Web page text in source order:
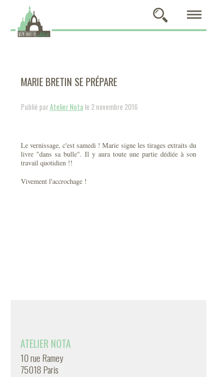
MARIE BRETIN SE PRÉPARE
Publié parAtelier Nota le 2 novembre 2016
Le vernissage, c'est samedi ! Marie signe les tirages extraits du
livre "dans sa bulle". Il y aura toute une partie dédiée à son
travail quotidien !!
Vivement l'accrochage !
ATELIER NOTA
10 rue Ramey
75018 Paris